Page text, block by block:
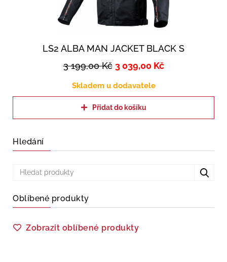
LS2 ALBA MAN JACKET BLACK S
3 199,00Kč 3 039,00 Kč
Skladem u dodavatele
Přidat do košíku
Hledání
Oblíbené produkty
Zobrazit oblíbené produkty